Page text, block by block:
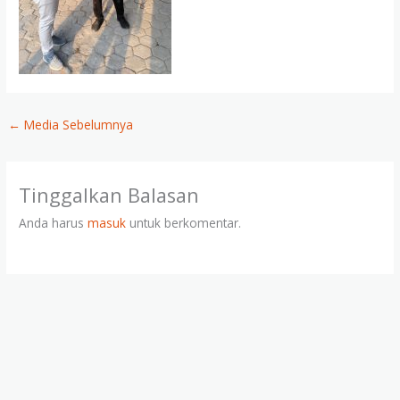
← Media Sebelumnya
Tinggalkan Balasan
Anda harusmasuk untuk berkomentar.